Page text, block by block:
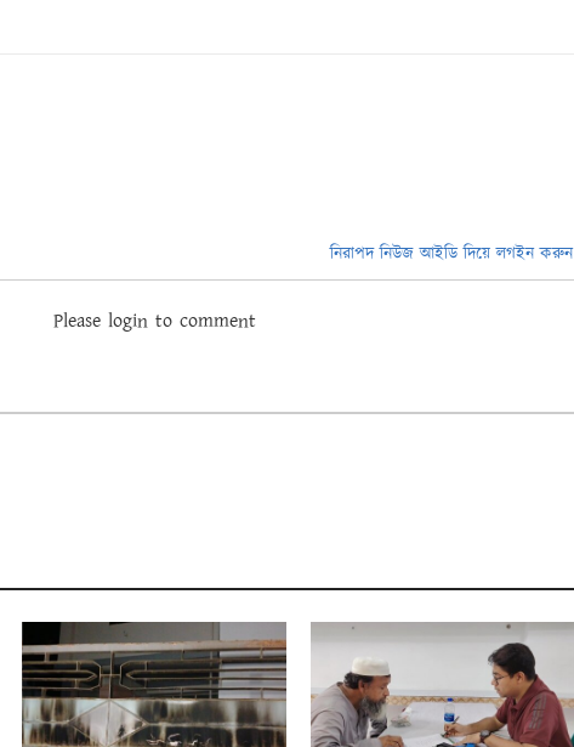
নিরাপদ নিউজ আইডি দিয়ে লগইন করুন
Please login to comment